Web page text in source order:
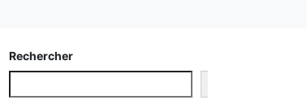
Rechercher